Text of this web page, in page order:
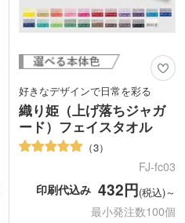
好きなデザインで日常を彩る
織り姫（上げ落ちジャガ
ード）フェイスタオル
3
FJ-fc03
印刷代込み 432円(税込)～
最小発注数100個